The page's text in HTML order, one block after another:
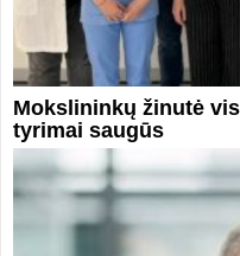
Mokslininkų žinutė
tyrimai saugūs